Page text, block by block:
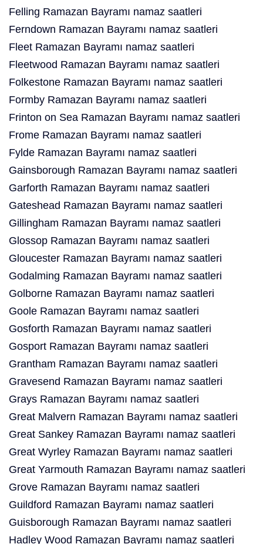
Felling Ramazan Bayramı namaz saatleri
Ferndown Ramazan Bayramı namaz saatleri
Fleet Ramazan Bayramı namaz saatleri
Fleetwood Ramazan Bayramı namaz saatleri
Folkestone Ramazan Bayramı namaz saatleri
Formby Ramazan Bayramı namaz saatleri
Frinton on Sea Ramazan Bayramı namaz saatleri
Frome Ramazan Bayramı namaz saatleri
Fylde Ramazan Bayramı namaz saatleri
Gainsborough Ramazan Bayramı namaz saatleri
Garforth Ramazan Bayramı namaz saatleri
Gateshead Ramazan Bayramı namaz saatleri
Gillingham Ramazan Bayramı namaz saatleri
Glossop Ramazan Bayramı namaz saatleri
Gloucester Ramazan Bayramı namaz saatleri
Godalming Ramazan Bayramı namaz saatleri
Golborne Ramazan Bayramı namaz saatleri
Goole Ramazan Bayramı namaz saatleri
Gosforth Ramazan Bayramı namaz saatleri
Gosport Ramazan Bayramı namaz saatleri
Grantham Ramazan Bayramı namaz saatleri
Gravesend Ramazan Bayramı namaz saatleri
Grays Ramazan Bayramı namaz saatleri
Great Malvern Ramazan Bayramı namaz saatleri
Great Sankey Ramazan Bayramı namaz saatleri
Great Wyrley Ramazan Bayramı namaz saatleri
Great Yarmouth Ramazan Bayramı namaz saatleri
Grove Ramazan Bayramı namaz saatleri
Guildford Ramazan Bayramı namaz saatleri
Guisborough Ramazan Bayramı namaz saatleri
Hadley Wood Ramazan Bayramı namaz saatleri